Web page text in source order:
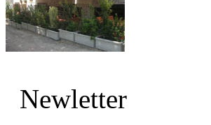
Newletter